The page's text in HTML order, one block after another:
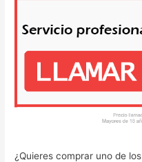
¿Quieres comprar uno de